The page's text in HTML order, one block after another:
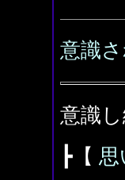
意識
意識
┣【 思